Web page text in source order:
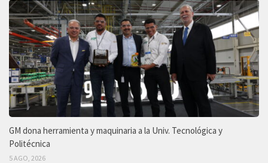
GM dona herramienta y maquinaria a la Univ. Tecnológica y
Politécnica
5 AGO, 2026